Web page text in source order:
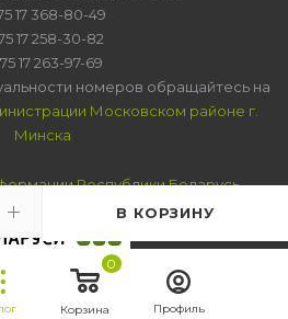
В КОРЗИНУ
Корзина
0
Профиль
17 368-80-49
17 258-30-82
17 263-97-69
номеров обращайтесь на
Московском районе г.
Минска